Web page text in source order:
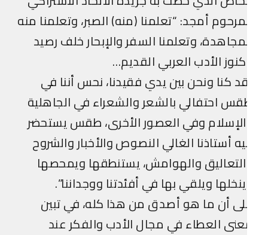
أمجد: “تعلمنا (منه) الصبر، وتعلمنا منه
وتعلمنا السفر والإبحار خلف رصيد
الأدب العربي القديم…
كنا ونحن بين يدي فقيدنا، نحس أننا في
احتفالي بالشعر والشعراء في الجاهلية
وفي العصور الأخرى، طقس يستحضر
أستاذنا الغالي النصوص والأخبار والشروح
والهوامش، يستنطقها ويمحصها
ويلقي بها في أفئدتنا ووجداننا”.
أن ما هو أصدق من هذا كله، في تبين
العطاء في مجال الأدب والفكر عند